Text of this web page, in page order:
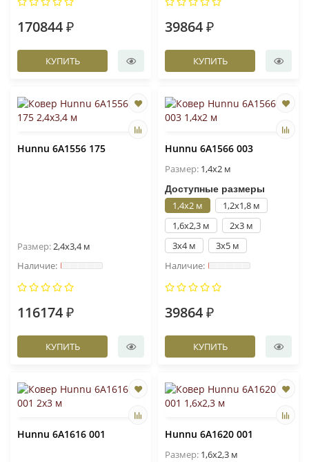
170844 ₽
КУПИТЬ
39864 ₽
КУПИТЬ
Hunnu 6A1556 175
Размер:2,4x3,4 м
116174 ₽
КУПИТЬ
Hunnu 6A1566 003
Размер: 1,4x2 м
Доступные размеры
1,4x2 м
1,2x1,8 м
1,6x2,3 м
2x3 м
3x4 м
3x5 м
39864 ₽
КУПИТЬ
Hunnu 6A1616 001 Hunnu 6A1620 001
Размер: 1,6x2,3 м